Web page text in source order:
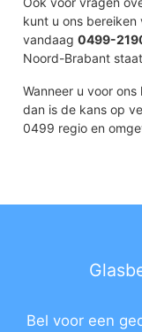
kunt u ons bereiken
vandaag0499-
Noord-Brabant
Wanneer u voor
dan is de kans op
0499 regio en
Bel voor een